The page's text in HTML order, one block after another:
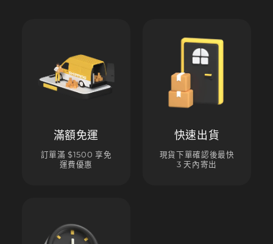
滿額免運
訂單滿 $1500 享免
運費優惠
快速出貨
現貨下單確認後最快
3 天內寄出